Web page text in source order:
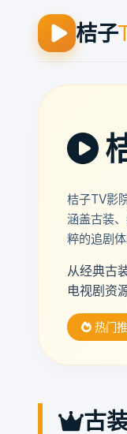
桔子
桔子TV影
涵盖古装
粹的追剧
从经典古
电视剧资
热门
古